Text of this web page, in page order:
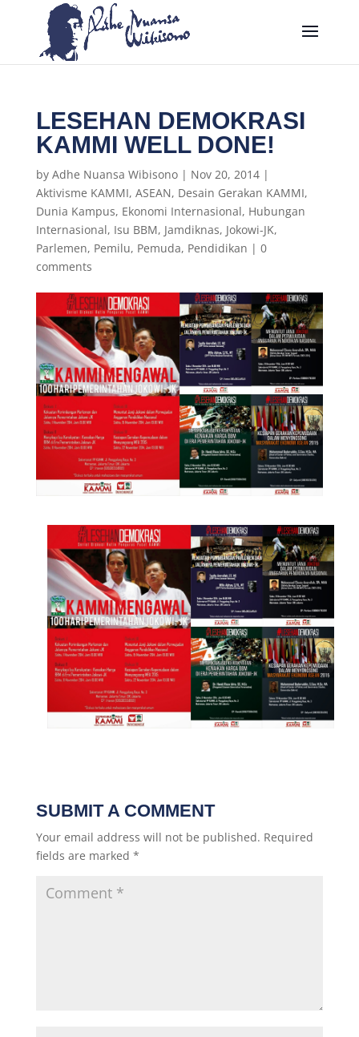
LESEHAN DEMOKRASI
KAMMI WELL DONE!
by Adhe Nuansa Wibisono| Nov 20, 2014|
Aktivisme KAMMI, ASEAN, Desain Gerakan KAMMI,
Dunia Kampus, Ekonomi Internasional, Hubungan
Internasional, Isu BBM, Jamdiknas, Jokowi-JK,
Parlemen, Pemilu, Pemuda, Pendidikan | 0
comments
SUBMIT A COMMENT
Your email address will not be published. Required
fields are marked *